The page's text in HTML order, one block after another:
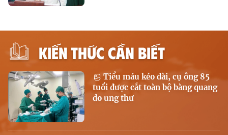
KIẾN THỨC CẦN BIẾT
Tiểu máu kéo dài, cụ ông 85
tuổi được cắt toàn bộ bàng quang
do ung thư